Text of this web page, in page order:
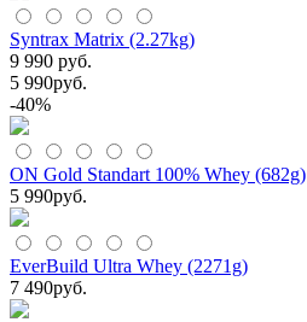
Syntrax Matrix (2.27kg)
9 990 руб.
5 990руб.
-40%
ON Gold Standart 100% Whey (682g)
5 990руб.
EverBuild Ultra Whey (2271g)
7 490руб.